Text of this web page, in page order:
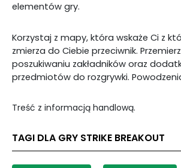
elementów gry.
Korzystaj z mapy, która wskaże Ci z
zmierza do Ciebie przeciwnik.
poszukiwaniu zakładników oraz
przedmiotów do rozgrywki.
Treść z informacją handlową.
TAGI DLA GRY STRIKE BREAKOUT